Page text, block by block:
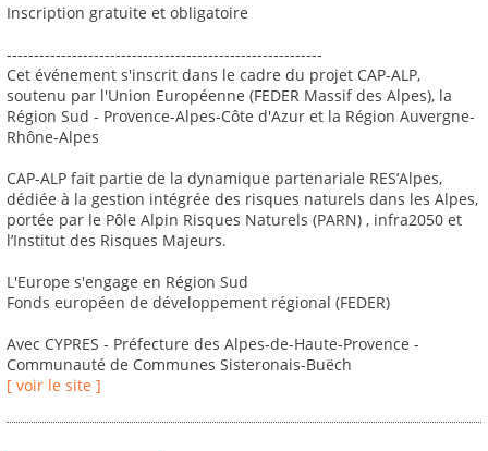
Inscription gratuite et obligatoire
----------------------------------------------------------
Cet événement s'inscrit dans le cadre du projet CAP-ALP,
soutenu par l'Union Européenne (FEDER Massif des Alpes), la
Région Sud - Provence-Alpes-Côte d'Azur et la Région Auvergne-
Rhône-Alpes
CAP-ALP fait partie de la dynamique partenariale RES’Alpes,
dédiée à la gestion intégrée des risques naturels dans les Alpes,
portée par le Pôle Alpin Risques Naturels (PARN) , infra2050 et
l’Institut des Risques Majeurs.
L'Europe s'engage en Région Sud
Fonds européen de développement régional (FEDER)
Avec CYPRES - Préfecture des Alpes-de-Haute-Provence -
Communauté de Communes Sisteronais-Buëch
[ voir le site ]